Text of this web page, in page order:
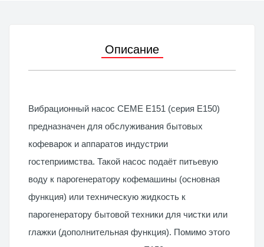
Описание
Вибрационный насос CEME E151 (серия E150)
предназначен для обслуживания бытовых
кофеварок и аппаратов индустрии
гостеприимства. Такой насос подаёт питьевую
воду к парогенератору кофемашины (основная
функция) или техническую жидкость к
парогенератору бытовой техники для чистки или
глажки (дополнительная функция). Помимо этого